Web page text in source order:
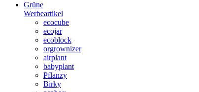
Grüne
Werbeartikel
ecocube
ecojar
ecoblock
orgrownizer
airplant
babyplant
Pflanzy
Birky